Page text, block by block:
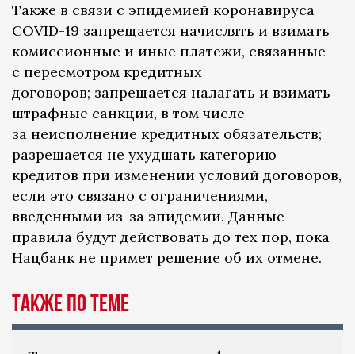
Также в связи с эпидемией коронавируса
COVID-19 запрещается начислять и взимать
комиссионные и иные платежи, связанные
с пересмотром кредитных
договоров; запрещается налагать и взимать
штрафные санкции, в том числе
за неисполнение кредитных обязательств;
разрешается не ухудшать категорию
кредитов при изменении условий договоров,
если это связано с ограничениями,
введенными из-за эпидемии. Данные
правила будут действовать до тех пор, пока
Нацбанк не примет решение об их отмене.
Также по теме